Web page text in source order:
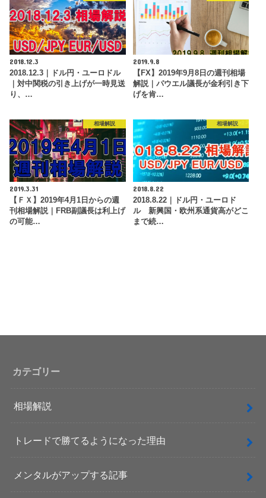
2018.12.3
2018.12.3｜ドル円・ユーロドル
｜対中関税の引き上げが一時見送
り、…
2019.9.8
【FX】2019年9月8日の週刊相場
解説｜パウエル議長が金利引き下
げを肯…
相場解説
2019.3.31
【ＦＸ】2019年4月1日からの週
刊相場解説｜FRB副議長は利上げ
の可能…
相場解説
2018.8.22
2018.8.22｜ドル円・ユーロド
ル 新興国・欧州系通貨高がどこ
まで続…
カテゴリー
相場解説
トレードで勝てるようになった理由
メンタルがアップする記事